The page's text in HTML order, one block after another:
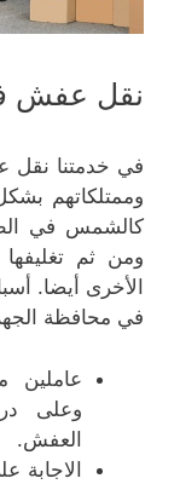
نقل عفش
في خدمتنا نقل
وممتلكاتهم
كالشمس في
ومن ثم تغليفها
الأخرى أيضا.
في محافظة
عاملين
وعلى
العفش.